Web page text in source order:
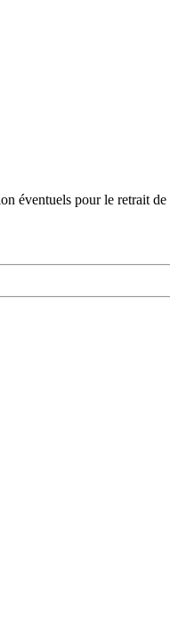
éventuels pour le retrait de